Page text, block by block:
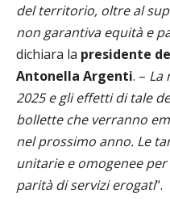
del territorio, oltre al
non garantiva equità e
dichiara la presidente
Antonella Argenti. – La
2025 e gli effetti di tale
bollette che verranno
nel prossimo anno. Le
unitarie e omogenee
parità di servizi erogati“.